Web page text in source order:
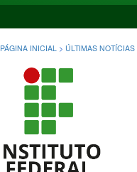
PÁGINA INICIAL > ÚLTIMAS NOTÍCIAS